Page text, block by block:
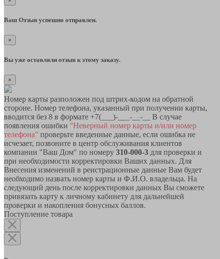
Ваш Отзыв успешно отправлен.
×
Вы уже оставляли отзыв к этому заказу.
×
Номер карты разположен под штрих-кодом на обратной
стороне. Номер телефона, указанный при получении карты,
вводится без 8 в формате +7(___)-___-__-__ В случае
появления ошибки "Неверный номер карты и/или номер
телефона" проверьте введенные данные, если ошибка не
исчезает, позвоните в центр обслуживания клиентов
компании "Ваш Дом" по номеру 310-000-3 для проверки и
при необходимости корректировки Ваших данных. Для
Внесения изменений в реистрационные данные Вам будет
необходимо назвать номер карты и Ф.И.О. владельца. На
следующий день после корректировки данных Вы сможете
привязать карту к личному кабинету для дальнейшей
проверки и накопления бонусных баллов.
Поступление товара